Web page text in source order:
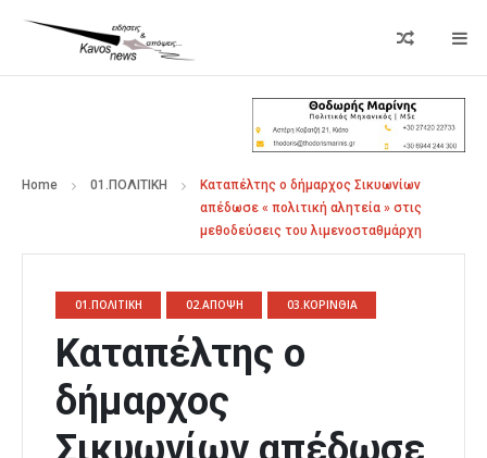
Home 01.ΠΟΛΙΤΙΚΗ
Καταπέλτης ο δήμαρχος Σικυωνίων
απέδωσε « πολιτική αλητεία » στις
μεθοδεύσεις του λιμενοσταθμάρχη
01.ΠΟΛΙΤΙΚΗ 02.ΑΠΟΨΗ 03.ΚΟΡΙΝΘΙΑ
Καταπέλτης ο
δήμαρχος